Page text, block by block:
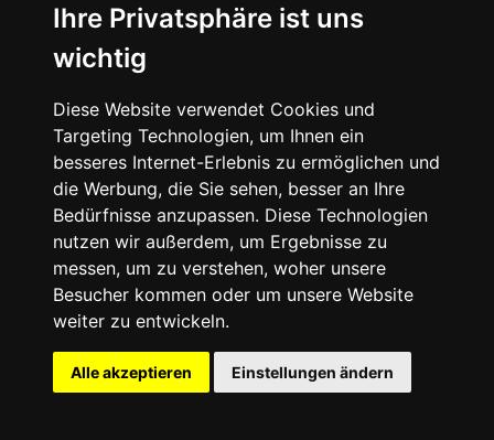
Ihre Privatsphäre ist uns
wichtig
Diese Website verwendet Cookies und
Targeting Technologien, um Ihnen ein
besseres Internet-Erlebnis zu ermöglichen und
die Werbung, die Sie sehen, besser an Ihre
Bedürfnisse anzupassen. Diese Technologien
nutzen wir außerdem, um Ergebnisse zu
messen, um zu verstehen, woher unsere
Besucher kommen oder um unsere Website
weiter zu entwickeln.
Alle akzeptieren Einstellungen ändern
About
Instagram
Facebook
© 2024 SNEAKERᴰᴱ, All rights reserved.
Impressum Datenschutz
Cookie-Einstellungen